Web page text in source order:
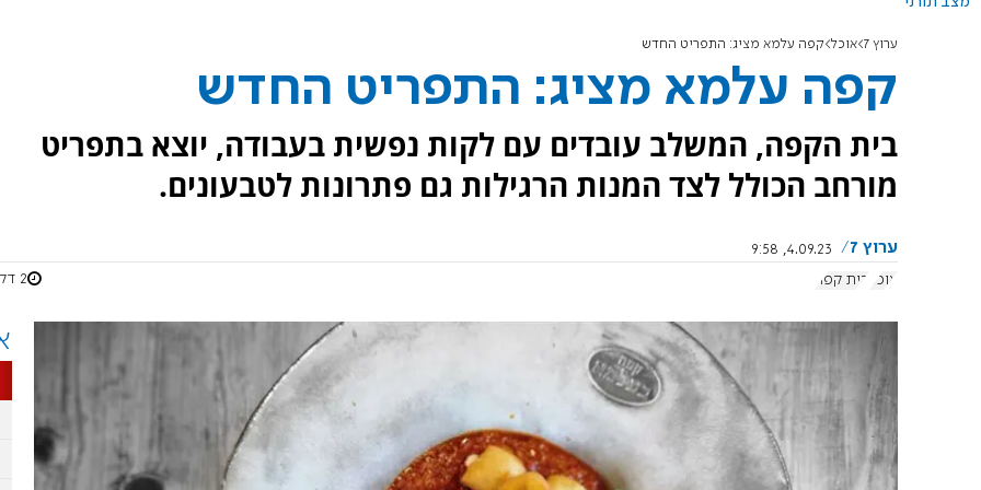
ערוץ 7 אוכל קפה עלמא מציג: התפריט החדש
קפה עלמא מציג: התפריט החדש
בית הקפה, המשלב עובדים עם לקות נפשית בעבודה, יוצא בתפריט
מורחב הכולל לצד המנות הרגילות גם פתרונות לטבעונים.
ערוץ 7
4.09.23, 9:58
אוכל
בית קפה 2 דקות